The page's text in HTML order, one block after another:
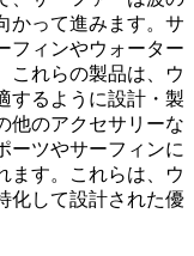
かって進みます。サ
フィンやウォーター
これらの製品は、ウ
するように設計・製
他のアクセサリーな
ーツやサーフィンに
ます。これらは、ウ
化して設計された優